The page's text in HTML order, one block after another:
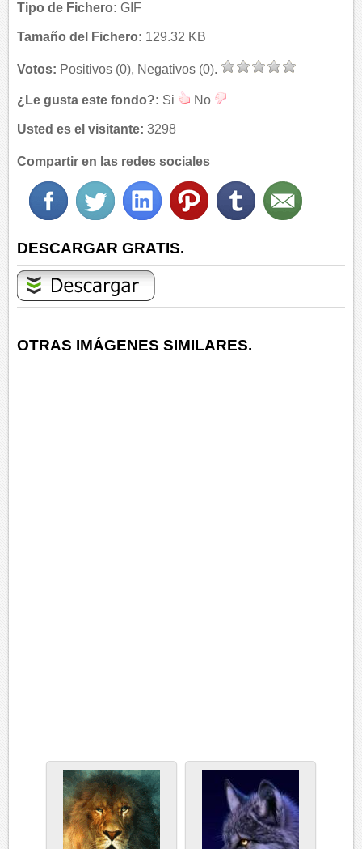
Tipo de Fichero: GIF
Tamaño del Fichero: 129.32 KB
Votos: Positivos (0), Negativos (0).
¿Le gusta este fondo?: Si No
Usted es el visitante: 3298
Compartir en las redes sociales
DESCARGAR GRATIS.
OTRAS IMÁGENES SIMILARES.